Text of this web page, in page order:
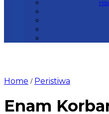
Home / Peristiwa
Enam